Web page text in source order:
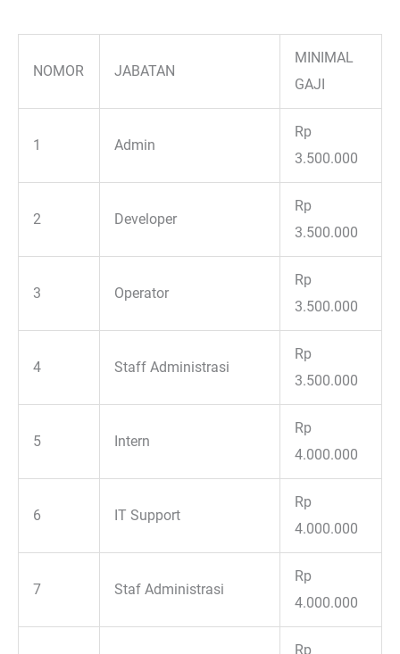
NOMOR JABATAN
MINIMAL
GAJI
1 Admin
Rp
3.500.000
2 Developer
Rp
3.500.000
3 Operator
Rp
3.500.000
4 Staff Administrasi
Rp
3.500.000
5 Intern
Rp
4.000.000
6 IT Support
Rp
4.000.000
7 Staf Administrasi
Rp
4.000.000
Rp